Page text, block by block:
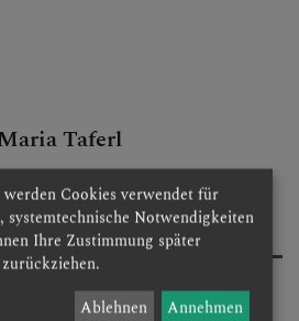
FEIERN
& RUNDEN
Taferl
Cookies verwendet für
systemtechnische Notwendigkeiten
Ihre Zustimmung später
Ablehnen Annehmen